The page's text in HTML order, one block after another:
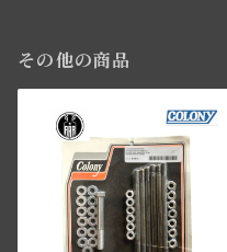
その他の商品